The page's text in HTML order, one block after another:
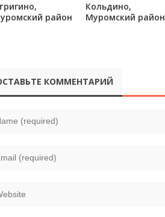
район
Кольдино,
Муромский район
КОММЕНТАРИЙ